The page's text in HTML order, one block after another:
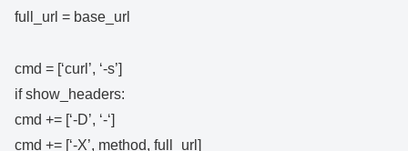
full_url = base_url
cmd = [‘curl’, ‘-s’]
if show_headers:
cmd += [‘-D’, ‘-‘]
cmd += [‘-X’, method, full_url]